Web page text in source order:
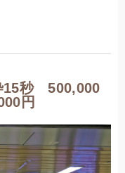
15秒 500,000
円